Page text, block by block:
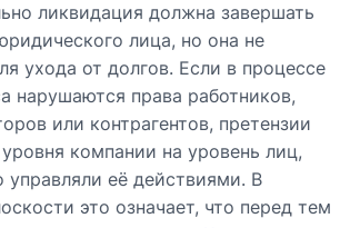
ликвидация должна завершать
лица, но она не
ухода от долгов. Если в процессе
нарушаются права работников,
или контрагентов, претензии
компании на уровень лиц,
управляли её действиями. В
это означает, что перед тем